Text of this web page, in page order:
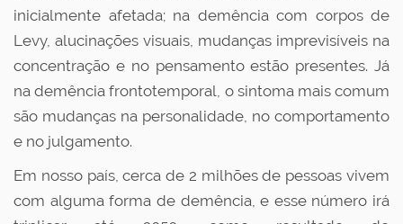
inicialmente afetada; na demência com corpos de
Levy, alucinações visuais, mudanças imprevisíveis na
concentração e no pensamento estão presentes. Já
na demência frontotemporal, o sintoma mais comum
são mudanças na personalidade, no comportamento
e no julgamento.
Em nosso país, cerca de 2 milhões de pessoas vivem
com alguma forma de demência, e esse número irá